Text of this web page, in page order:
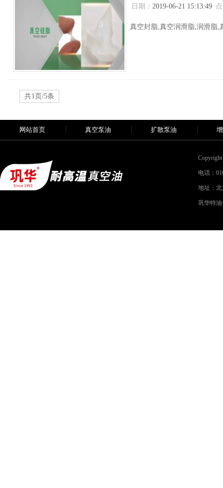
日期： 2019-06-21 15:13:49
真空封脂,真空润滑脂,润滑脂,
共1页/5条
网站首页 真空泵油 扩散泵油
电话：
地址：
巩华特